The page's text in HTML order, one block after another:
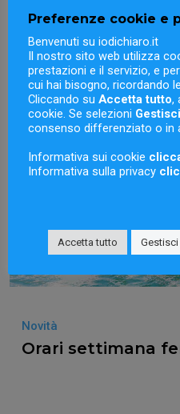
Related Post
Novità
Orari settimana
Preferenze cookie e
Benvenuti su iodichiaro.it
Il nostro sito web utilizza
prestazioni e il servizio, e
cui hai bisogno, ricordando
Cliccando su Accetta tutto,
cookie. Se selezioni
consenso differenziato o in
Informativa sui cookie
Informativa sulla privacy
Accetta tutto